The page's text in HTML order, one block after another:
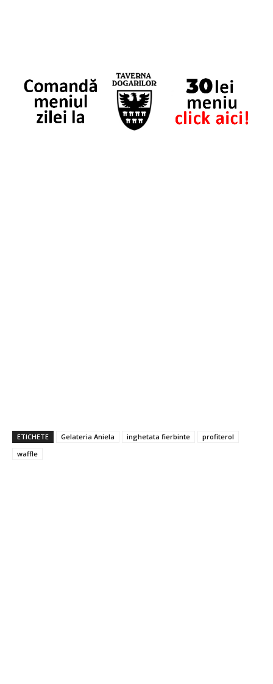
ETICHETE Gelateria Aniela inghetata fierbinte
profiterol
waffle